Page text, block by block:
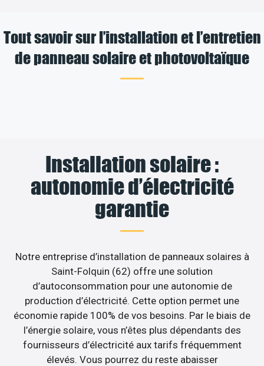
Tout savoir sur l’installation et l’entretien
de panneau solaire et photovoltaïque
Installation solaire :
autonomie d’électricité
garantie
Notre entreprise d’installation de panneaux solaires à
Saint-Folquin (62) offre une solution
d’autoconsommation pour une autonomie de
production d’électricité. Cette option permet une
économie rapide 100% de vos besoins. Par le biais de
l’énergie solaire, vous n’êtes plus dépendants des
fournisseurs d’électricité aux tarifs fréquemment
élevés. Vous pourrez du reste abaisser